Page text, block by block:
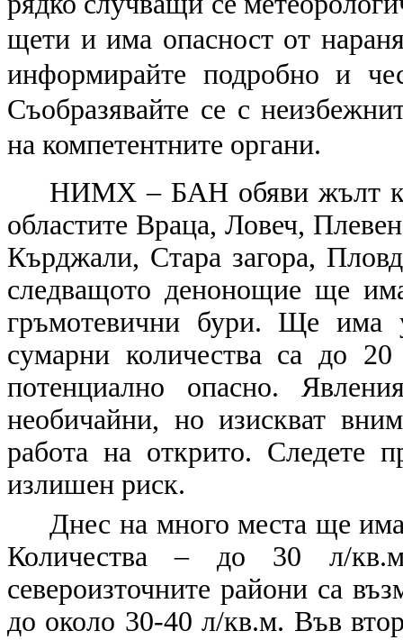
щети и има опасност от
информирайте подробно и
Съобразявайте се с
на компетентните органи.
НИМХ – БАН обяви жълт
областите Враца, Ловеч,
Кърджали, Стара загора,
следващото денонощие ще
гръмотевични бури. Ще има
сумарни количества са до
потенциално опасно.
необичайни, но изискват
работа на открито. Следете
излишен риск.
Днес на много места ще
Количества – до 30 л/
североизточните райони са
до около 30-40 л/кв.м. Във